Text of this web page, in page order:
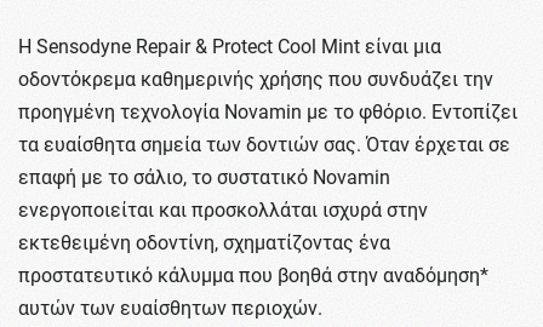
H Sensodyne Repair & Protect Cool Mint είναι μια
οδοντόκρεμα καθημερινής χρήσης που συνδυάζει την
προηγμένη τεχνολογία Novamin με το φθόριο. Εντοπίζει
τα ευαίσθητα σημεία των δοντιών σας. Όταν έρχεται σε
επαφή με το σάλιο, το συστατικό Novamin
ενεργοποιείται και προσκολλάται ισχυρά στην
εκτεθειμένη οδοντίνη, σχηματίζοντας ένα
προστατευτικό κάλυμμα που βοηθά στην αναδόμηση*
αυτών των ευαίσθητων περιοχών.